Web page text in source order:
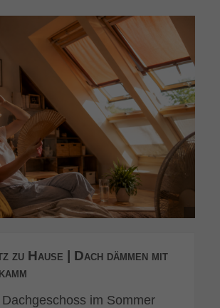
zu Hause | Dach dämmen mit
im Sommer